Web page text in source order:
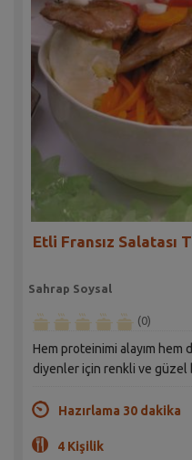
Etli Fransız Salatası
Sahrap Soysal
(0)
Hem proteinimi alayım hem
diyenler için renkli ve güzel
Hazırlama 30 dakika
4 Kişilik